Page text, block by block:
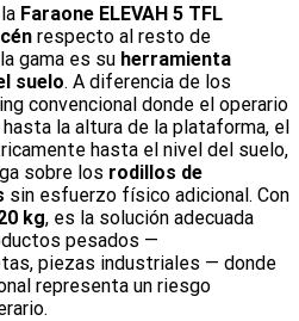
Faraone ELEVAH 5 TFL
respecto al resto de
gama es su herramienta
suelo. A diferencia de los
convencional donde el operario
la altura de la plataforma, el
hasta el nivel del suelo,
sobre los rodillos de
sin esfuerzo físico adicional. Con
kg, es la solución adecuada
pesados —
piezas industriales — donde
representa un riesgo